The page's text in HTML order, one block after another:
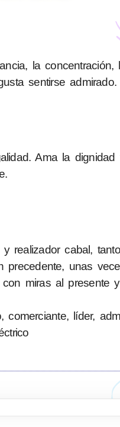
la concentración,
sentirse admirado.
Ama la
realizador cabal,
unas
miras al presente
comerciante, líder,